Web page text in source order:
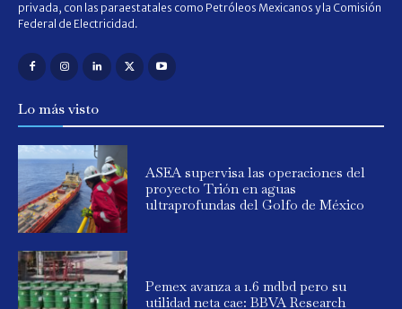
privada, con las paraestatales como Petróleos Mexicanos y la Comisión
Federal de Electricidad.
Lo más visto
ASEA supervisa las operaciones del
proyecto Trión en aguas
ultraprofundas del Golfo de México
Pemex avanza a 1.6 mdbd pero su
utilidad neta cae: BBVA Research